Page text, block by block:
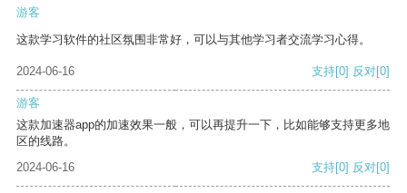
游客
这款学习软件的社区氛围非常好，可以与其他学习者交流学习心得。
2024-06-16 支持[0] 反对[0]
游客
这款加速器app的加速效果一般，可以再提升一下，比如能够支持更多地
区的线路。
2024-06-16
支持[0] 反对[0]